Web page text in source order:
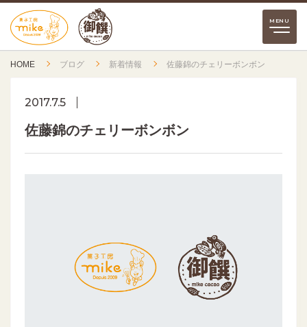
HOME ブログ 新着情報 佐藤錦のチェリーボンボン
2017.7.5
佐藤錦のチェリーボンボン